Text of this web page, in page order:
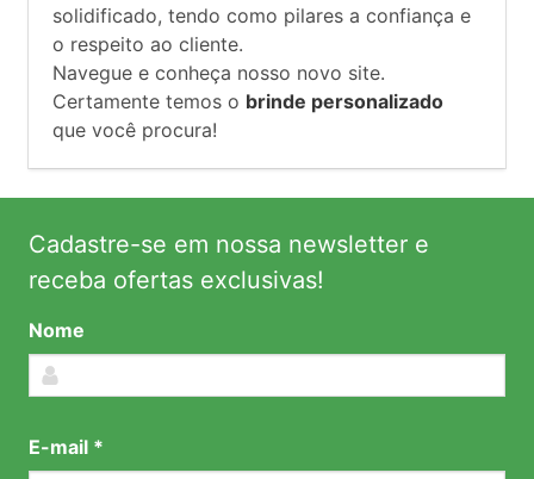
solidificado, tendo como pilares a confiança e
o respeito ao cliente.
Navegue e conheça nosso novo site.
Certamente temos o brinde personalizado
que você procura!
Cadastre-se em nossa newsletter e
receba ofertas exclusivas!
Nome
E-mail *